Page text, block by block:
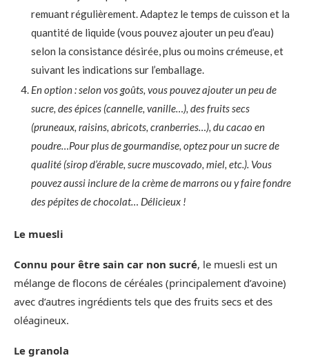
remuant régulièrement. Adaptez le temps de cuisson et la
quantité de liquide (vous pouvez ajouter un peu d’eau)
selon la consistance désirée, plus ou moins crémeuse, et
suivant les indications sur l’emballage.
En option : selon vos goûts, vous pouvez ajouter un peu de
sucre, des épices (cannelle, vanille…), des fruits secs
(pruneaux, raisins, abricots, cranberries…), du cacao en
poudre…Pour plus de gourmandise, optez pour un sucre de
qualité (sirop d’érable, sucre muscovado, miel, etc.). Vous
pouvez aussi inclure de la crème de marrons ou y faire fondre
des pépites de chocolat… Délicieux !
Le muesli
Connu pour être sain car non sucré, le muesli est un
mélange de flocons de céréales (principalement d’avoine)
avec d’autres ingrédients tels que des fruits secs et des
oléagineux.
Le granola